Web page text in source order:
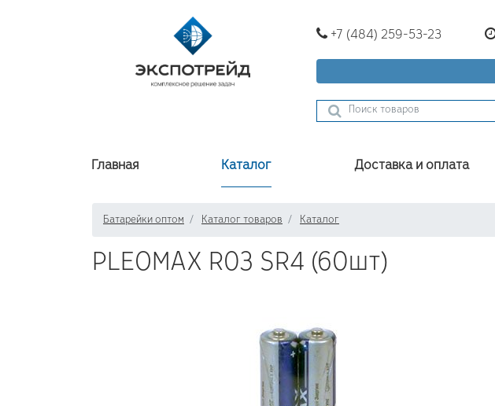
+7 (484) 259-53-23
Главная Каталог Доставка и оплата
Батарейки оптом Каталог товаров Каталог
PLEOMAX R03 SR4 (60шт)